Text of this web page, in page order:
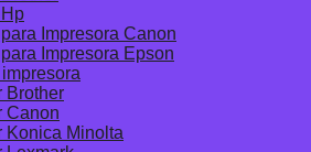
Impresora Canon
Impresora Epson
Brother
Canon
Konica Minolta